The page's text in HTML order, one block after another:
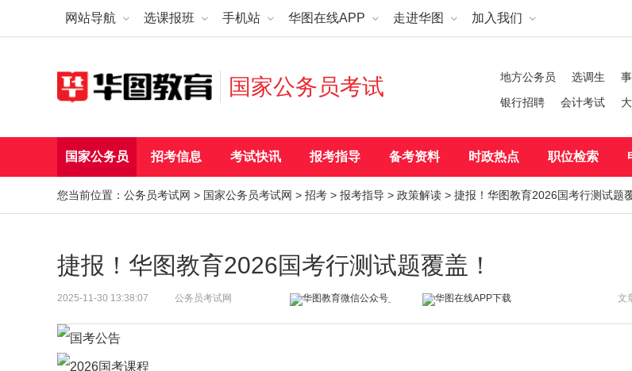
网站导航 选课报班 手机站 华图在线APP 走进华图 加入我们
国家公务员考试 地方公务员 选调生
银行招聘
会计考试
国家公务员 招考信息 考试快讯 报考指导 备考资料 时政热点 职位检索
您当前位置： 公务员考试网 > 国家公务员考试网 > 招考 > 报考指导 > 政策解读 > 捷报！华图教育2026国考行测试题
捷报！华图教育2026国考行测试题覆盖！
2025-11-30 13:38:07 公务员考试网 文